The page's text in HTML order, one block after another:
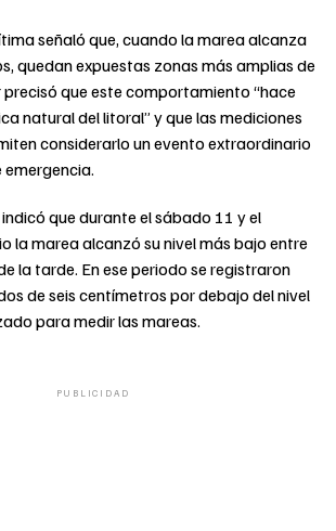
señaló que, cuando la marea alcanza
quedan expuestas zonas más amplias de
que este comportamiento “hace
natural del litoral” y que las mediciones
considerarlo un evento extraordinario
que durante el sábado 11 y el
la marea alcanzó su nivel más bajo entre
la tarde. En ese periodo se registraron
de seis centímetros por debajo del nivel
para medir las mareas.
PUBLICIDAD